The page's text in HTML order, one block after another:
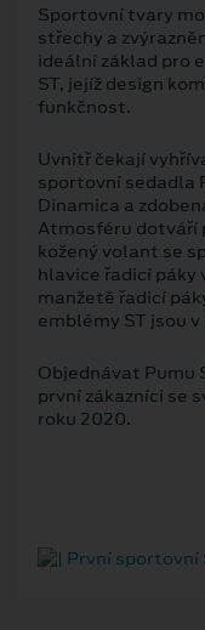
Sportovní tvary
střechy a
ideální základ pro
ST, jejíž design
funkčnost.
Uvnitř čekají
sportovní sedadla
Dinamica a
Atmosféru dotváří
kožený volant se
hlavice řadicí páky
manžetě řadicí
emblémy ST jsou
Objednávat Pumu
první zákazníci se
roku 2020.